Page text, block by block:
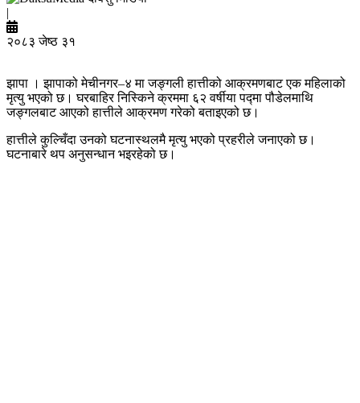
|
२०८३ जेष्ठ ३१
झापा । झापाको मेचीनगर–४ मा जङ्गली हात्तीको आक्रमणबाट एक महिलाको
मृत्यु भएको छ। घरबाहिर निस्किने क्रममा ६२ वर्षीया पद्मा पौडेलमाथि
जङ्गलबाट आएको हात्तीले आक्रमण गरेको बताइएको छ।
हात्तीले कुल्चिँदा उनको घटनास्थलमै मृत्यु भएको प्रहरीले जनाएको छ।
घटनाबारे थप अनुसन्धान भइरहेको छ।